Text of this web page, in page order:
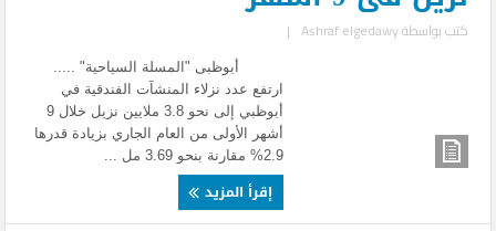
كتب بواسطةAshraf elgedawy
|
أبوظبى "المسلة السياحية" .....
ارتفع عدد نزلاء المنشآت الفندقية في
أبوظبي إلى نحو 3.8 ملايين نزيل خلال 9
أشهر الأولى من العام الجاري بزيادة قدرها
2.9% مقارنة بنحو 3.69 مل ...
إقرأ المزيد